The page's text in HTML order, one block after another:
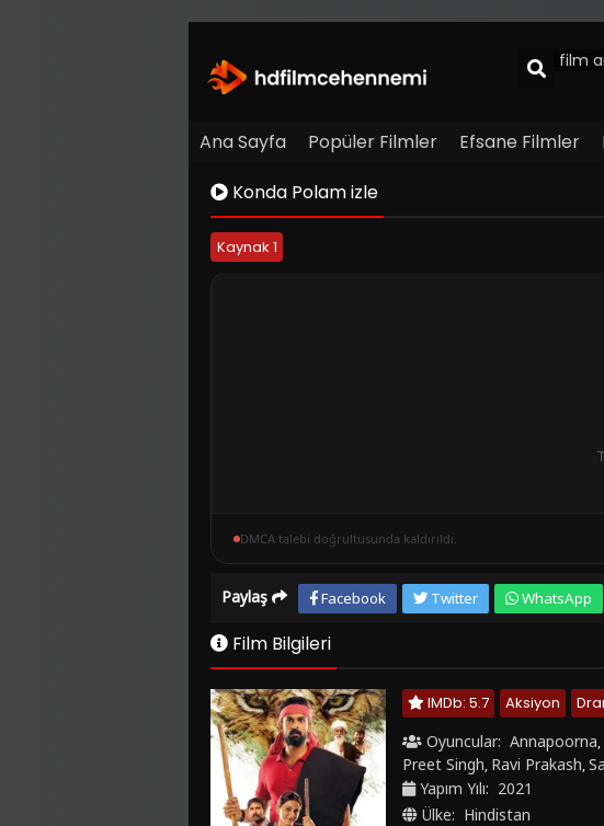
Ana Sayfa Popüler Filmler Efsane Filmler
Konda Polam izle
Kaynak 1
DMCA talebi doğrultusunda kaldırıldı.
Paylaş Facebook Twitter WhatsApp
Film Bilgileri
IMDb: 5.7 Aksiyon
Oyuncular: Annapoorna,
Preet Singh, Ravi Prakash,
Yapım Yılı: 2021
Ülke: Hindistan